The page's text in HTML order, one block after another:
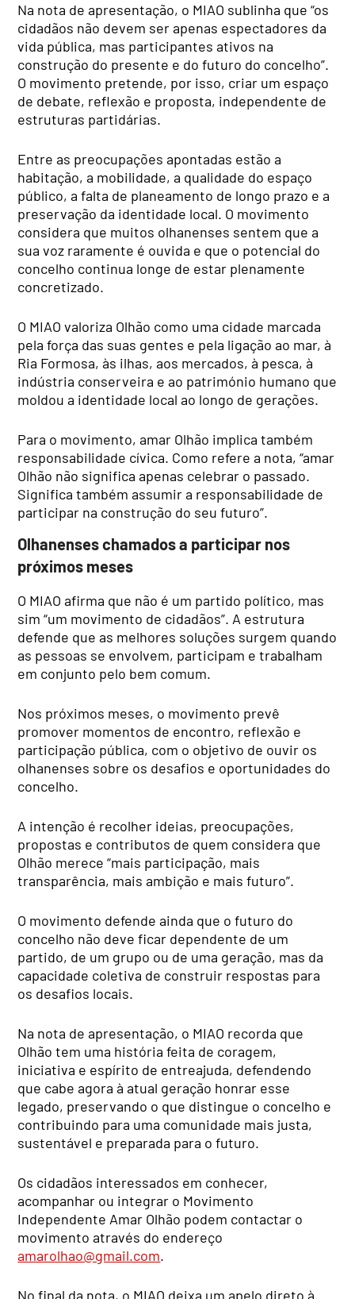
Na nota de apresentação, o MIAO sublinha que “os
cidadãos não devem ser apenas espectadores da
vida pública, mas participantes ativos na
construção do presente e do futuro do concelho”.
O movimento pretende, por isso, criar um espaço
de debate, reflexão e proposta, independente de
estruturas partidárias.
Entre as preocupações apontadas estão a
habitação, a mobilidade, a qualidade do espaço
público, a falta de planeamento de longo prazo e a
preservação da identidade local. O movimento
considera que muitos olhanenses sentem que a
sua voz raramente é ouvida e que o potencial do
concelho continua longe de estar plenamente
concretizado.
O MIAO valoriza Olhão como uma cidade marcada
pela força das suas gentes e pela ligação ao mar, à
Ria Formosa, às ilhas, aos mercados, à pesca, à
indústria conserveira e ao património humano que
moldou a identidade local ao longo de gerações.
Para o movimento, amar Olhão implica também
responsabilidade cívica. Como refere a nota, “amar
Olhão não significa apenas celebrar o passado.
Significa também assumir a responsabilidade de
participar na construção do seu futuro”.
Olhanenses chamados a participar nos
próximos meses
O MIAO afirma que não é um partido político, mas
sim “um movimento de cidadãos”. A estrutura
defende que as melhores soluções surgem quando
as pessoas se envolvem, participam e trabalham
em conjunto pelo bem comum.
Nos próximos meses, o movimento prevê
promover momentos de encontro, reflexão e
participação pública, com o objetivo de ouvir os
olhanenses sobre os desafios e oportunidades do
concelho.
A intenção é recolher ideias, preocupações,
propostas e contributos de quem considera que
Olhão merece “mais participação, mais
transparência, mais ambição e mais futuro”.
O movimento defende ainda que o futuro do
concelho não deve ficar dependente de um
partido, de um grupo ou de uma geração, mas da
capacidade coletiva de construir respostas para
os desafios locais.
Na nota de apresentação, o MIAO recorda que
Olhão tem uma história feita de coragem,
iniciativa e espírito de entreajuda, defendendo
que cabe agora à atual geração honrar esse
legado, preservando o que distingue o concelho e
contribuindo para uma comunidade mais justa,
sustentável e preparada para o futuro.
Os cidadãos interessados em conhecer,
acompanhar ou integrar o Movimento
Independente Amar Olhão podem contactar o
movimento através do endereço
amarolhao@gmail.com.
No final da nota, o MIAO deixa um apelo direto à